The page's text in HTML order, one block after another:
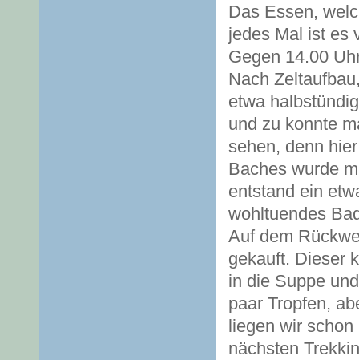
Das Essen,
jedes Mal ist es
Gegen 14.00
Nach
etwa
und zu konnte
sehen, denn
Baches wurde
entstand ein
wohltuendes
Auf dem
gekauft. Dieser
in die Suppe
paar Tropfen,
liegen wir
nächsten